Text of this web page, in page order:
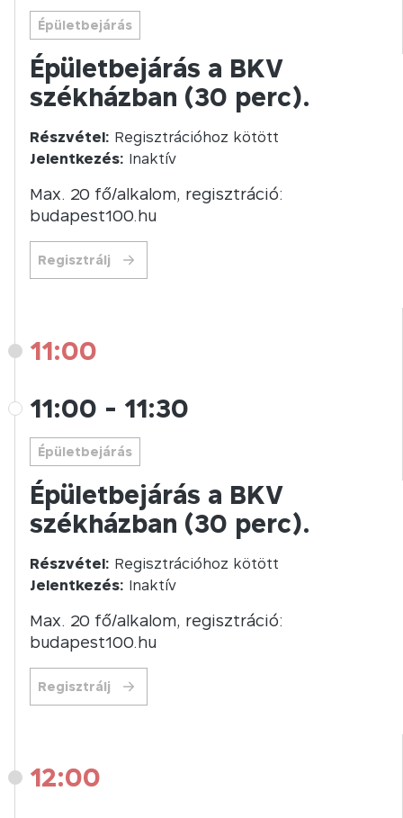
Épületbejárás
Épületbejárás a BKV
székházban (30 perc).
Részvétel: Regisztrációhoz kötött
Jelentkezés: Inaktív
Max. 20 fő/alkalom, regisztráció:
budapest100.hu
Regisztrálj
11:00
11:00 - 11:30
Épületbejárás
Épületbejárás a BKV
székházban (30 perc).
Részvétel: Regisztrációhoz kötött
Jelentkezés: Inaktív
Max. 20 fő/alkalom, regisztráció:
budapest100.hu
Regisztrálj
12:00